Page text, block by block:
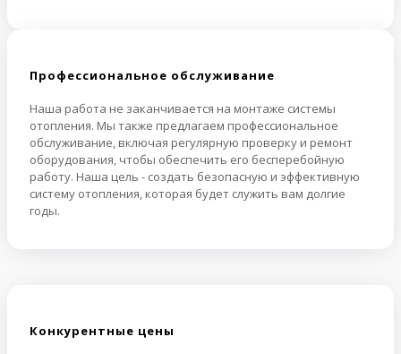
Профессиональное обслуживание
Наша работа не заканчивается на монтаже системы
отопления. Мы также предлагаем профессиональное
обслуживание, включая регулярную проверку и ремонт
оборудования, чтобы обеспечить его бесперебойную
работу. Наша цель - создать безопасную и эффективную
систему отопления, которая будет служить вам долгие
годы.
Конкурентные цены